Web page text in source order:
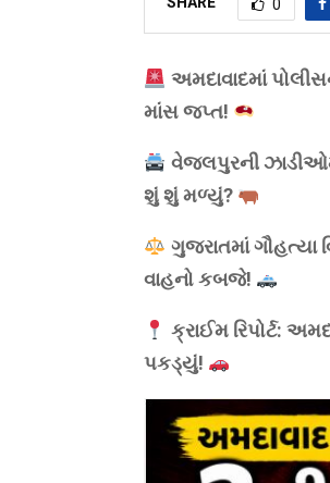
0
અમદાવાદમાં
માંસ જપ્ત!
વેજલપુરની
શું શું મળ્યું?
ગુજરાતમાં
વાહનો કબજે!
ક્રાઈમ રિપોર્ટ:
પકડ્યું!